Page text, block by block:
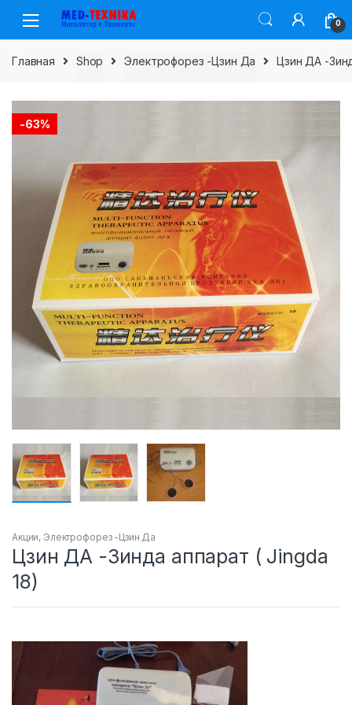
navigation
content
0
Главная Shop Электрофорез -Цзин Да Цзин ДА -
-63%
Акции,Электрофорез -Цзин Да
Цзин ДА -Зинда аппарат ( Jingda
18)